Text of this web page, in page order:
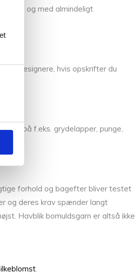
og med almindeligt
designere, hvis opskrifter du
på f.eks. grydelapper, punge,
forhold og bagefter bliver testet
og deres krav spænder langt
Havblik bomuldsgarn er altså ikke
.